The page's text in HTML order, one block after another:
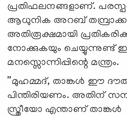
പ്രതിഫലനങ്ങളാണ്.
ആധുനിക അറബ്
അതിരൂക്ഷമായി
നോക്കുകയും ചെയ്യുന്നുണ്ട്
മനസ്സൊന്നിപ്പിന്റെ മന്ത്രം.
”മുഹമ്മദ്, താങ്കള്‍ ഈ
പിന്തിരിയണം. അതിന്
സ്ത്രീയോ എന്താണ് താങ്കള്‍